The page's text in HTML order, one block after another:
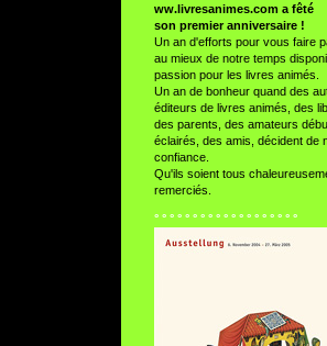
ww.livresanimes.com a fêté
son premier anniversaire !
Un an d'efforts pour vous faire
au mieux de notre temps
passion pour les livres animés.
Un an de bonheur quand des
éditeurs de livres animés, des
des parents, des amateurs
éclairés, des amis, décident de
confiance.
Qu'ils soient tous
remerciés.
° ° ° ° ° ° ° ° ° ° ° ° ° ° ° ° ° ° °